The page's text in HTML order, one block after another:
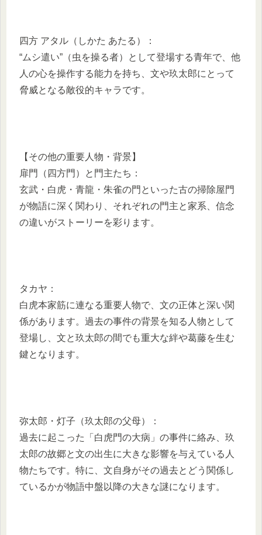
四方 アタル（しかた あたる）：
“ムシ遣い”（虫を操る者）として登場する青年で、他
人の心を操作する能力を持ち、文や玖太郎にとって
脅威となる敵役的キャラです。
【その他の重要人物・背景】
扉門（四方門）と門主たち：
玄武・白虎・青龍・朱雀の門といった古の掃除屋門
が物語に深く関わり、それぞれの門主と家系、信念
の違いがストーリーを彩ります。
タカヤ：
白虎本家筋に連なる重要人物で、文の正体と深い関
係があります。過去の事件の背景を知る人物として
登場し、文と玖太郎の間でも重大な絆や葛藤を生む
鍵となります。
弥太郎・灯子（玖太郎の父母）：
過去に起こった「白虎門の大病」の事件に絡み、玖
太郎の故郷と文の出生に大きな影響を与えている人
物たちです。特に、文自身がその過去とどう関係し
ているかが物語中盤以降の大きな謎になります。